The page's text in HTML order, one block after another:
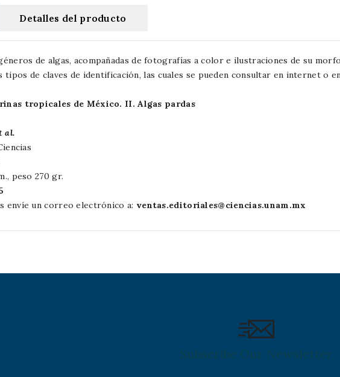
Detalles del producto
de algas, acompañadas de fotografías a color e ilustraciones de su
tipos de claves de identificación, las cuales se pueden consultar en internet o
tropicales de México. II. Algas pardas
al.
peso 270 gr.
envíe un correo electrónico a: ventas.editoriales@ciencias.unam.mx